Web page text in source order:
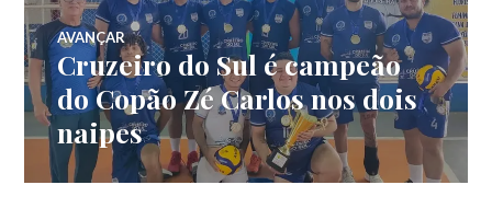
AVANÇAR
Cruzeiro do Sul é campeão
do Copão Zé Carlos nos dois
naipes